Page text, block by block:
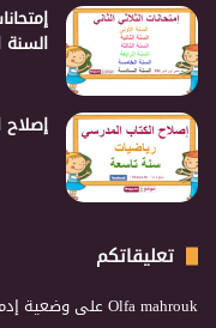
تعليقاتكم
Olfa mahroukعلى وضعية